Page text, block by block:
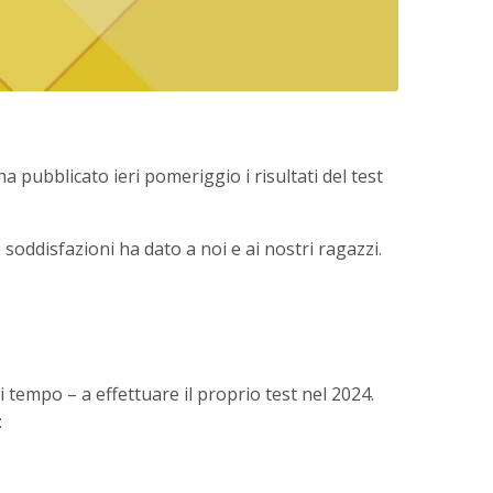
pubblicato ieri pomeriggio i risultati del test
soddisfazioni ha dato a noi e ai nostri ragazzi.
tempo – a effettuare il proprio test nel 2024.